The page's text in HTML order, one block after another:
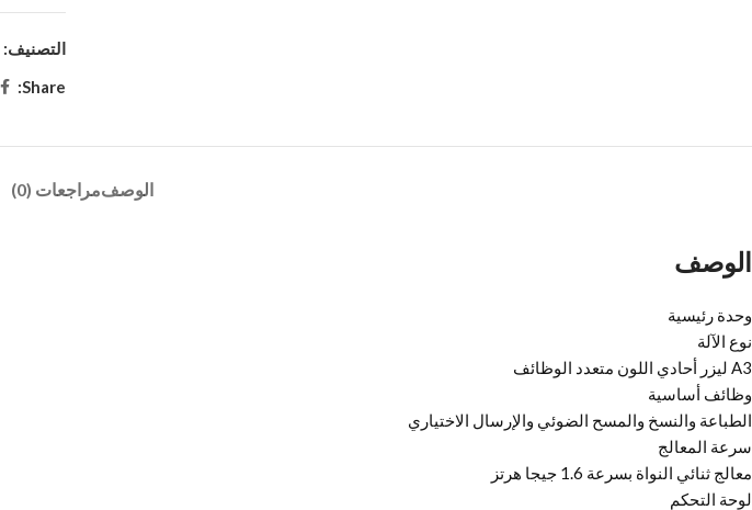
التصنيف:
Share:
الوصفمراجعات (0)
الوصف
وحدة رئيسية
نوع الآلة
A3 ليزر أحادي اللون متعدد الوظائف
وظائف أساسية
الطباعة والنسخ والمسح الضوئي والإرسال الاختياري
سرعة المعالج
معالج ثنائي النواة بسرعة 1.6 جيجا هرتز
لوحة التحكم